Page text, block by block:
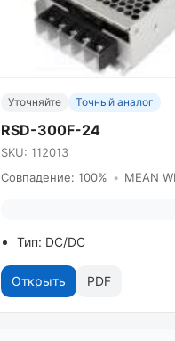
Уточняйте Точный аналог
RSD-300F-24
SKU: 112013
Совпадение: 100% • MEAN
Тип: DC/DC
Открыть PDF